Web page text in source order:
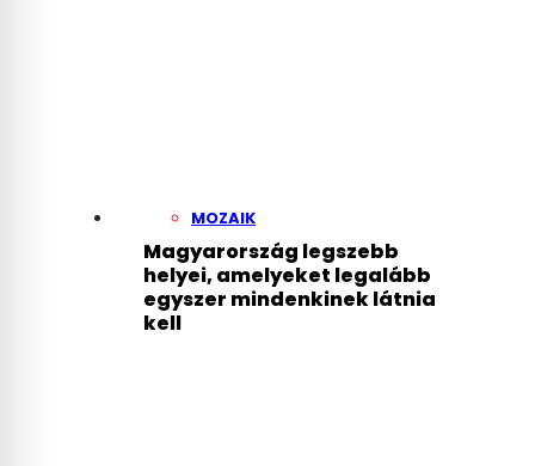
MOZAIK
Magyarország legszebb
helyei, amelyeket legalább
egyszer mindenkinek látnia
kell